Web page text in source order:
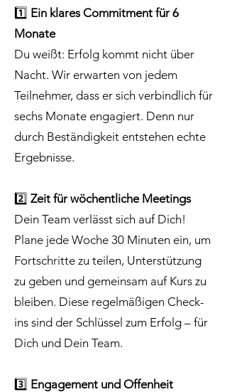
1️⃣ Ein klares Commitment für 6
Monate
Du weißt: Erfolg kommt nicht über
Nacht. Wir erwarten von jedem
Teilnehmer, dass er sich verbindlich für
sechs Monate engagiert. Denn nur
durch Beständigkeit entstehen echte
Ergebnisse.
2️⃣ Zeit für wöchentliche Meetings
Dein Team verlässt sich auf Dich!
Plane jede Woche 30 Minuten ein, um
Fortschritte zu teilen, Unterstützung
zu geben und gemeinsam auf Kurs zu
bleiben. Diese regelmäßigen Check-
ins sind der Schlüssel zum Erfolg – für
Dich und Dein Team.
3️⃣ Engagement und Offenheit